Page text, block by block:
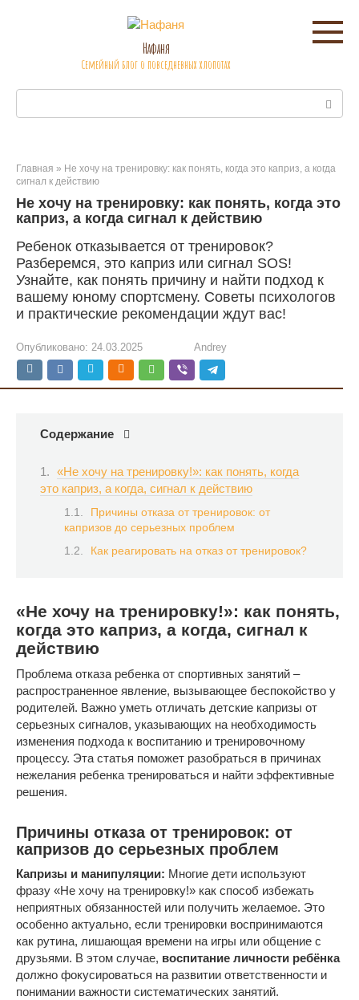
Нафаня
Семейный блог о повседневных хлопотах
Главная » Не хочу на тренировку: как понять, когда это каприз, а когда
сигнал к действию
Не хочу на тренировку: как понять, когда это
каприз, а когда сигнал к действию
Ребенок отказывается от тренировок?
Разберемся, это каприз или сигнал SOS!
Узнайте, как понять причину и найти подход к
вашему юному спортсмену. Советы психологов
и практические рекомендации ждут вас!
Опубликовано: 24.03.2025 Andrey
Содержание
«Не хочу на тренировку!»: как понять, когда
это каприз, а когда, сигнал к действию
Причины отказа от тренировок: от
капризов до серьезных проблем
Как реагировать на отказ от тренировок?
«Не хочу на тренировку!»: как понять,
когда это каприз, а когда, сигнал к
действию
Проблема отказа ребенка от спортивных занятий –
распространенное явление, вызывающее беспокойство у
родителей. Важно уметь отличать детские капризы от
серьезных сигналов, указывающих на необходимость
изменения подхода к воспитанию и тренировочному
процессу. Эта статья поможет разобраться в причинах
нежелания ребенка тренироваться и найти эффективные
решения.
Причины отказа от тренировок: от
капризов до серьезных проблем
Капризы и манипуляции: Многие дети используют
фразу «Не хочу на тренировку!» как способ избежать
неприятных обязанностей или получить желаемое. Это
особенно актуально, если тренировки воспринимаются
как рутина, лишающая времени на игры или общение с
друзьями. В этом случае, воспитание личности ребёнка
должно фокусироваться на развитии ответственности и
понимании важности систематических занятий.